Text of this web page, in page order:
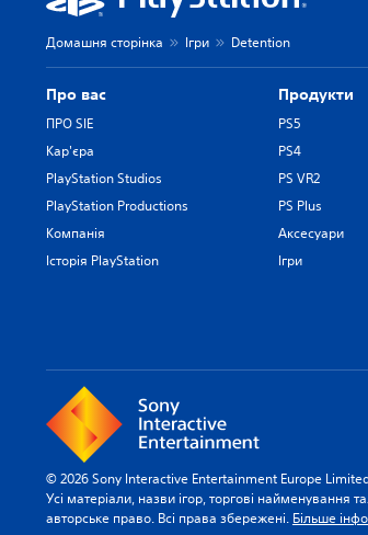
Домашня сторінка Ігри Detention
Про вас
ПРО SIE
Кар'єра
PlayStation Studios
PlayStation Productions
Компанія
Історія PlayStation
Продукти
PS5
PS4
PS VR2
PS Plus
Аксесуари
Ігри
© 2026 Sony Interactive Entertainment Europe Limited
Усі матеріали, назви ігор, торгові найменування
авторське право. Всі права збережені. Більше